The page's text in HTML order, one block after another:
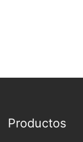
Productos